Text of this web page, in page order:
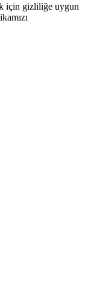
için gizliliğe uygun